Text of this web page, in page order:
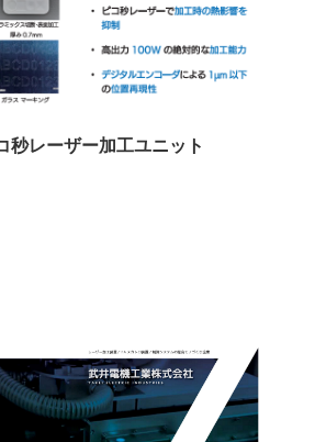
秒レーザー加工ユニット